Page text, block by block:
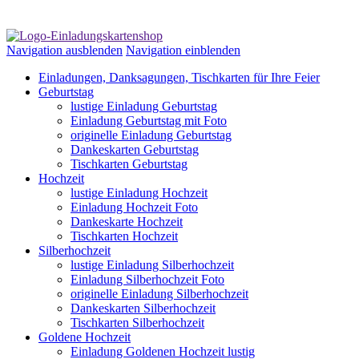
Navigation ausblenden Navigation einblenden
Einladungen, Danksagungen, Tischkarten für Ihre Feier
Geburtstag
lustige Einladung Geburtstag
Einladung Geburtstag mit Foto
originelle Einladung Geburtstag
Dankeskarten Geburtstag
Tischkarten Geburtstag
Hochzeit
lustige Einladung Hochzeit
Einladung Hochzeit Foto
Dankeskarte Hochzeit
Tischkarten Hochzeit
Silberhochzeit
lustige Einladung Silberhochzeit
Einladung Silberhochzeit Foto
originelle Einladung Silberhochzeit
Dankeskarten Silberhochzeit
Tischkarten Silberhochzeit
Goldene Hochzeit
Einladung Goldenen Hochzeit lustig